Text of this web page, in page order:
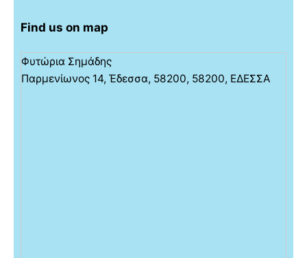
Find us on map
Φυτώρια Σημάδης
Παρμενίωνος 14, Έδεσσα, 58200, 58200, ΕΔΕΣΣΑ